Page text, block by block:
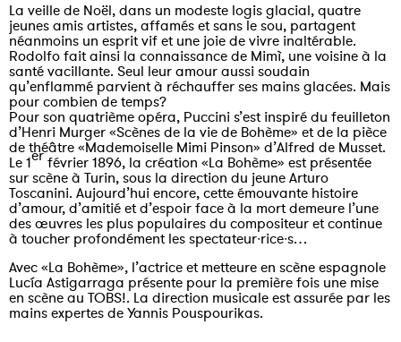
La veille de Noël, dans un modeste logis glacial, quatre
jeunes amis artistes, affamés et sans le sou, partagent
néanmoins un esprit vif et une joie de vivre inaltérable.
Rodolfo fait ainsi la connaissance de Mimì, une voisine à la
santé vacillante. Seul leur amour aussi soudain
qu’enflammé parvient à réchauffer ses mains glacées. Mais
pour combien de temps?
Pour son quatrième opéra, Puccini s’est inspiré du feuilleton
d’Henri Murger «Scènes de la vie de Bohème» et de la pièce
de théâtre «Mademoiselle Mimi Pinson» d’Alfred de Musset.
Le 1erfévrier 1896, la création «La Bohème» est présentée
sur scène à Turin, sous la direction du jeune Arturo
Toscanini. Aujourd’hui encore, cette émouvante histoire
d’amour, d’amitié et d’espoir face à la mort demeure l’une
des œuvres les plus populaires du compositeur et continue
à toucher profondément les spectateur∙rice∙s…
Avec «La Bohème», l’actrice et metteure en scène espagnole
Lucía Astigarraga présente pour la première fois une mise
en scène au TOBS!. La direction musicale est assurée par les
mains expertes de Yannis Pouspourikas.